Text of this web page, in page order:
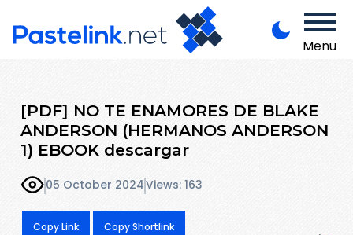
Menu
[PDF] NO TE ENAMORES DE BLAKE
ANDERSON (HERMANOS ANDERSON
1) EBOOK descargar
05 October 2024Views: 163
Copy Link Copy Shortlink